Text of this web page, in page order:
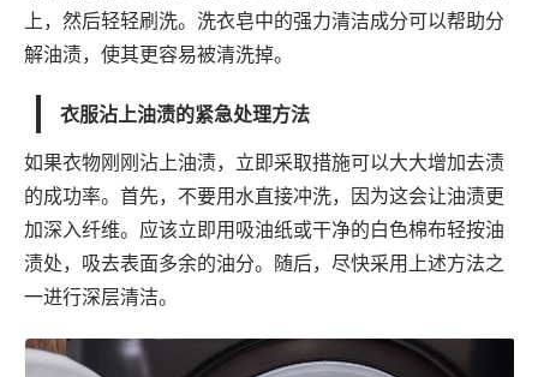
上，然后轻轻刷洗。洗衣皂中的强力清洁成分可以帮助分
解油渍，使其更容易被清洗掉。
衣服沾上油渍的紧急处理方法
如果衣物刚刚沾上油渍，立即采取措施可以大大增加去渍
的成功率。首先，不要用水直接冲洗，因为这会让油渍更
加深入纤维。应该立即用吸油纸或干净的白色棉布轻按油
渍处，吸去表面多余的油分。随后，尽快采用上述方法之
一进行深层清洁。